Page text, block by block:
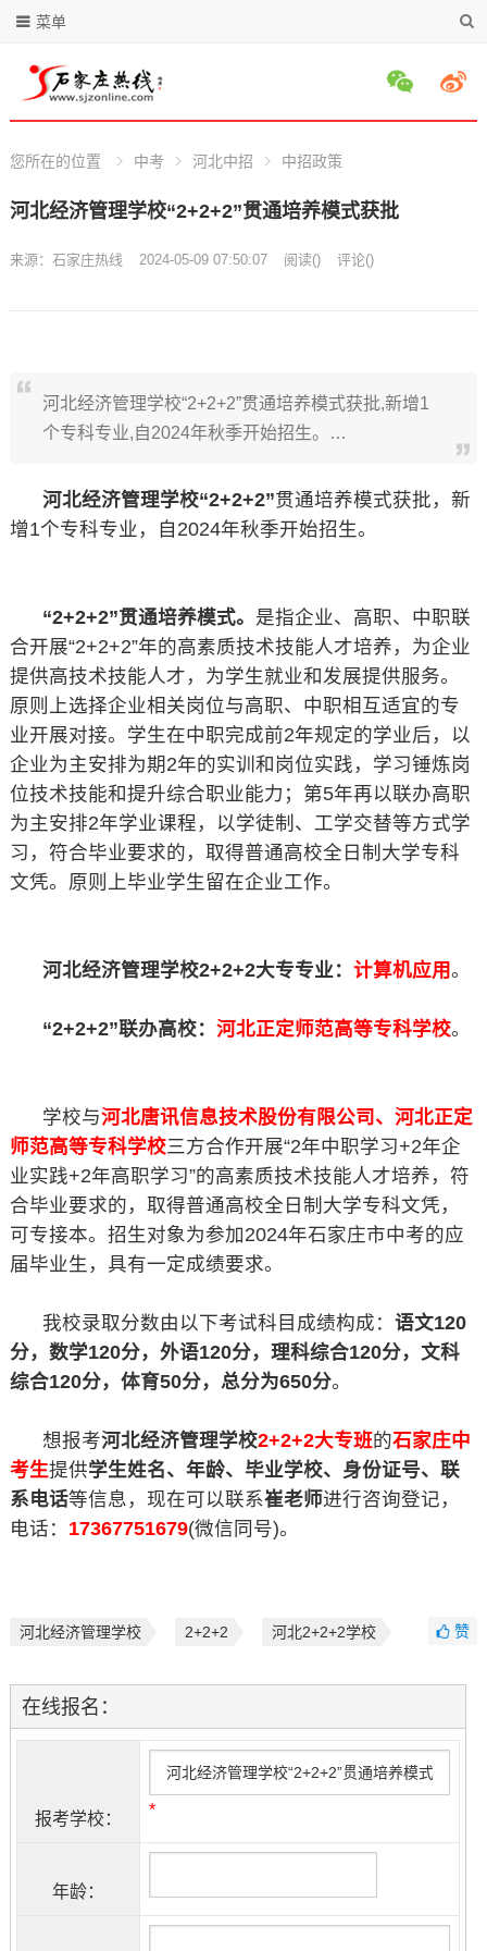
菜单
您所在的位置 中考 河北中招 中招政策
河北经济管理学校“2+2+2”贯通培养模式获批
来源： 石家庄热线 2024-05-09 07:50:07 阅读() 评论()
河北经济管理学校“2+2+2”贯通培养模式获批,新增1
个专科专业,自2024年秋季开始招生。…
河北经济管理学校“2+2+2”贯通培养模式获批，新
增1个专科专业，自2024年秋季开始招生。
“2+2+2”贯通培养模式。 是指企业、高职、中职联
合开展“2+2+2”年的高素质技术技能人才培养，为企业
提供高技术技能人才，为学生就业和发展提供服务。
原则上选择企业相关岗位与高职、中职相互适宜的专
业开展对接。学生在中职完成前2年规定的学业后，以
企业为主安排为期2年的实训和岗位实践，学习锤炼岗
位技术技能和提升综合职业能力；第5年再以联办高职
为主安排2年学业课程，以学徒制、工学交替等方式学
习，符合毕业要求的，取得普通高校全日制大学专科
文凭。原则上毕业学生留在企业工作。
河北经济管理学校2+2+2大专专业： 计算机应用。
“2+2+2”联办高校： 河北正定师范高等专科学校。
学校与河北唐讯信息技术股份有限公司、河北正定
师范高等专科学校三方合作开展“2年中职学习+2年企
业实践+2年高职学习”的高素质技术技能人才培养，符
合毕业要求的，取得普通高校全日制大学专科文凭，
可专接本。招生对象为参加2024年石家庄市中考的应
届毕业生，具有一定成绩要求。
我校录取分数由以下考试科目成绩构成： 语文120
分，数学120分，外语120分，理科综合120分，文科
综合120分，体育50分，总分为650分。
想报考河北经济管理学校2+2+2大专班的石家庄中
考生提供学生姓名、年龄、毕业学校、身份证号、联
系电话等信息，现在可以联系崔老师进行咨询登记，
电话： 17367751679(微信同号)。
河北经济管理学校 2+2+2 河北2+2+2学校 赞
在线报名：
报考学校： *
年龄：